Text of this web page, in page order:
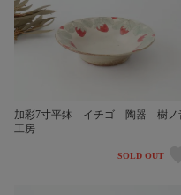
加彩7寸平鉢 イチゴ 陶器 樹ノ
工房
SOLD OUT